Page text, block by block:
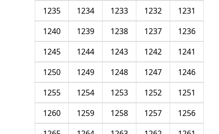
1231
1232
1233
1234
1235
1236
1237
1238
1239
1240
1241
1242
1243
1244
1245
1246
1247
1248
1249
1250
1251
1252
1253
1254
1255
1256
1257
1258
1259
1260